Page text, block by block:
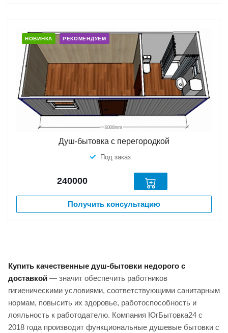
НОВИНКА РЕКОМЕНДУЕМ
Душ-бытовка с перегородкой
Под заказ
240000
Получить консультацию
Купить качественные душ-бытовки недорого с
доставкой — значит обеспечить работников
гигиеническими условиями, соответствующими санитарным
нормам, повысить их здоровье, работоспособность и
лояльность к работодателю. Компания ЮгБытовка24 с
2018 года производит функциональные душевые бытовки с